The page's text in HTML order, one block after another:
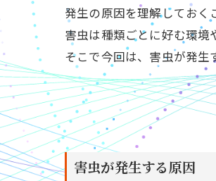
発生の原因を理解しておく
害虫は種類ごとに好む環境
そこで今回は、害虫が発生
害虫が発生する原因